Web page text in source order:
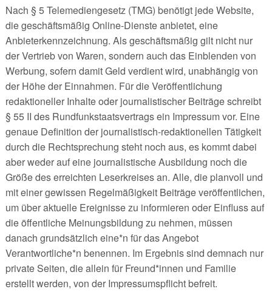
Nach § 5 Telemediengesetz (TMG) benötigt jede Website,
die geschäftsmäßig Online-Dienste anbietet, eine
Anbieterkennzeichnung. Als geschäftsmäßig gilt nicht nur
der Vertrieb von Waren, sondern auch das Einblenden von
Werbung, sofern damit Geld verdient wird, unabhängig von
der Höhe der Einnahmen. Für die Veröffentlichung
redaktioneller Inhalte oder journalistischer Beiträge schreibt
§ 55 II des Rundfunkstaatsvertrags ein Impressum vor. Eine
genaue Definition der journalistisch-redaktionellen Tätigkeit
durch die Rechtsprechung steht noch aus, es kommt dabei
aber weder auf eine journalistische Ausbildung noch die
Größe des erreichten Leserkreises an. Alle, die planvoll und
mit einer gewissen Regelmäßigkeit Beiträge veröffentlichen,
um über aktuelle Ereignisse zu informieren oder Einfluss auf
die öffentliche Meinungsbildung zu nehmen, müssen
danach grundsätzlich eine*n für das Angebot
Verantwortliche*n benennen. Im Ergebnis sind demnach nur
private Seiten, die allein für Freund*innen und Familie
erstellt werden, von der Impressumspflicht befreit.